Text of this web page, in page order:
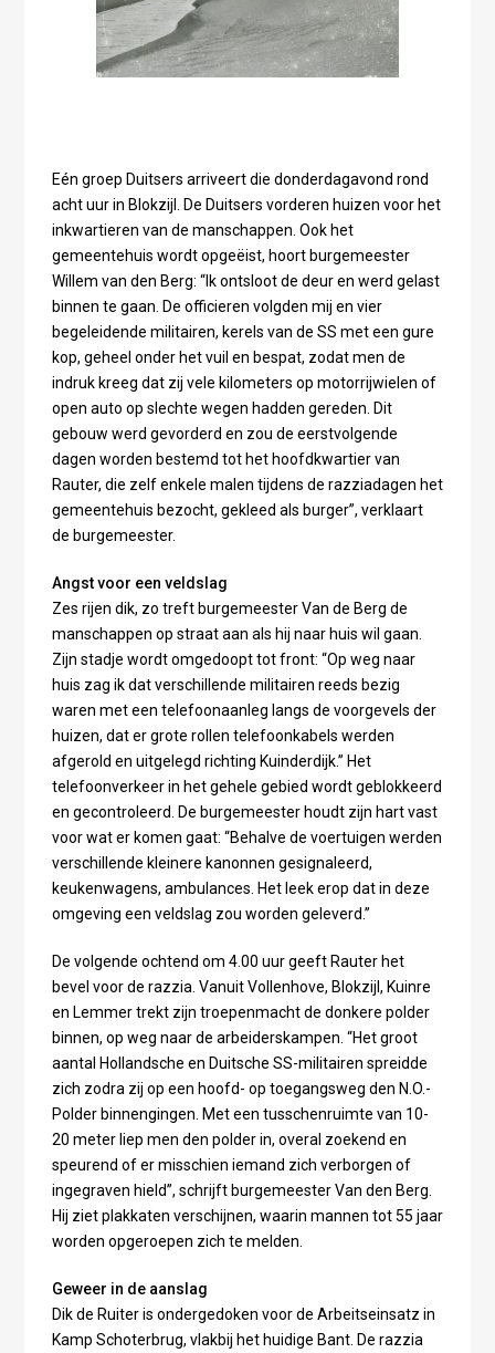
Eén groep Duitsers arriveert die donderdagavond rond
acht uur in Blokzijl. De Duitsers vorderen huizen voor het
inkwartieren van de manschappen. Ook het
gemeentehuis wordt opgeëist, hoort burgemeester
Willem van den Berg: “Ik ontsloot de deur en werd gelast
binnen te gaan. De officieren volgden mij en vier
begeleidende militairen, kerels van de SS met een gure
kop, geheel onder het vuil en bespat, zodat men de
indruk kreeg dat zij vele kilometers op motorrijwielen of
open auto op slechte wegen hadden gereden. Dit
gebouw werd gevorderd en zou de eerstvolgende
dagen worden bestemd tot het hoofdkwartier van
Rauter, die zelf enkele malen tijdens de razziadagen het
gemeentehuis bezocht, gekleed als burger”, verklaart
de burgemeester.
Angst voor een veldslag
Zes rijen dik, zo treft burgemeester Van de Berg de
manschappen op straat aan als hij naar huis wil gaan.
Zijn stadje wordt omgedoopt tot front: “Op weg naar
huis zag ik dat verschillende militairen reeds bezig
waren met een telefoonaanleg langs de voorgevels der
huizen, dat er grote rollen telefoonkabels werden
afgerold en uitgelegd richting Kuinderdijk.” Het
telefoonverkeer in het gehele gebied wordt geblokkeerd
en gecontroleerd. De burgemeester houdt zijn hart vast
voor wat er komen gaat: “Behalve de voertuigen werden
verschillende kleinere kanonnen gesignaleerd,
keukenwagens, ambulances. Het leek erop dat in deze
omgeving een veldslag zou worden geleverd.”
De volgende ochtend om 4.00 uur geeft Rauter het
bevel voor de razzia. Vanuit Vollenhove, Blokzijl, Kuinre
en Lemmer trekt zijn troepenmacht de donkere polder
binnen, op weg naar de arbeiderskampen. “Het groot
aantal Hollandsche en Duitsche SS-militairen spreidde
zich zodra zij op een hoofd- op toegangsweg den N.O.-
Polder binnengingen. Met een tusschenruimte van 10-
20 meter liep men den polder in, overal zoekend en
speurend of er misschien iemand zich verborgen of
ingegraven hield”, schrijft burgemeester Van den Berg.
Hij ziet plakkaten verschijnen, waarin mannen tot 55 jaar
worden opgeroepen zich te melden.
Geweer in de aanslag
Dik de Ruiter is ondergedoken voor de Arbeitseinsatz in
Kamp Schoterbrug, vlakbij het huidige Bant. De razzia